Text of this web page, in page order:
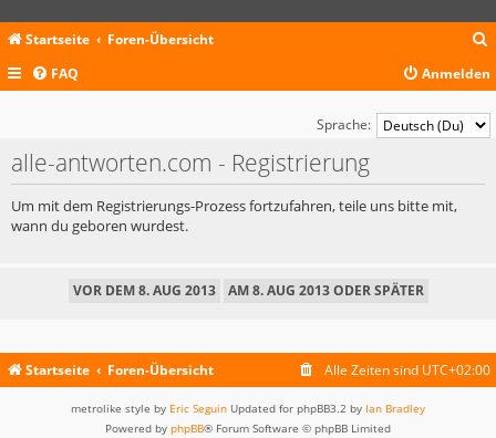
Startseite Foren-Übersicht
c
FAQ Anmelden
Sprache:
alle-antworten.com - Registrierung
Um mit dem Registrierungs-Prozess fortzufahren, teile uns bitte mit,
wann du geboren wurdest.
Startseite Foren-Übersicht Alle Zeiten sind UTC+02:00
metrolike style by Eric Seguin Updated for phpBB3.2 by Ian Bradley
Powered by phpBB® Forum Software © phpBB Limited